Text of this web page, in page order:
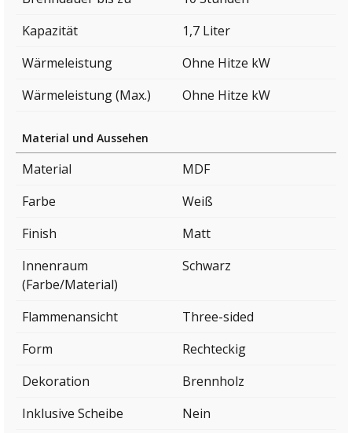
Kapazität
1,7 Liter
Wärmeleistung
Ohne Hitze kW
Wärmeleistung (Max.)
Ohne Hitze kW
Material und Aussehen
Material
MDF
Farbe
Weiß
Finish
Matt
Innenraum
(Farbe/Material)
Schwarz
Flammenansicht
Three-sided
Form
Rechteckig
Dekoration
Brennholz
Inklusive Scheibe
Nein